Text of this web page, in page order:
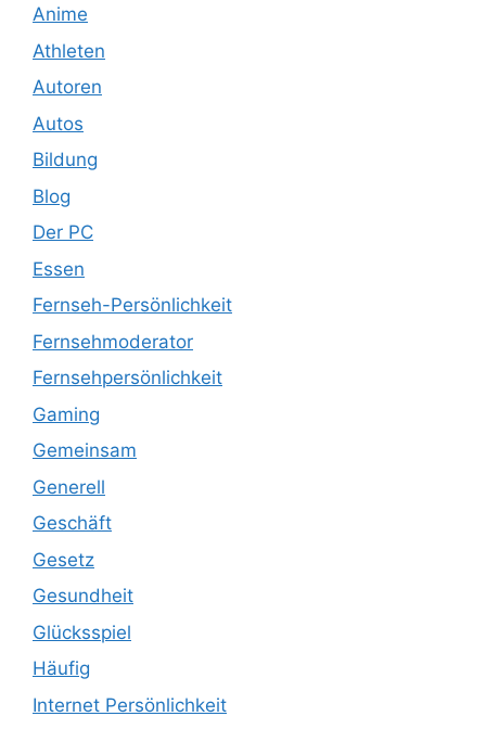
Anime
Athleten
Autoren
Autos
Bildung
Blog
Der PC
Essen
Fernseh-Persönlichkeit
Fernsehmoderator
Fernsehpersönlichkeit
Gaming
Gemeinsam
Generell
Geschäft
Gesetz
Gesundheit
Glücksspiel
Häufig
Internet Persönlichkeit